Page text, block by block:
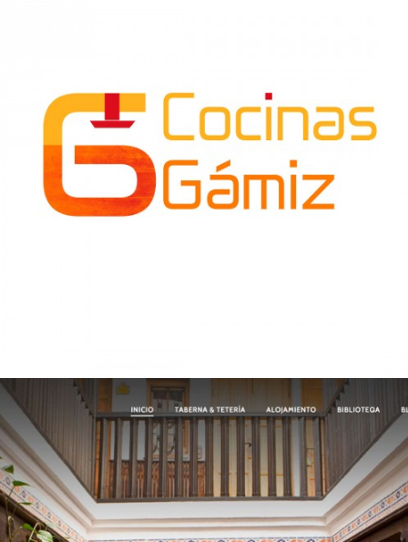
Cocinas Gámiz-logotipo
Diseño Gráfico